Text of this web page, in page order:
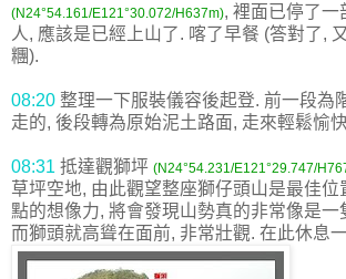
(N24°54.161/E121°30.072/H637m), 裡面已停了一
人, 應該是已經上山了. 喀了早餐 (答對了,
糰).
08:20 整理一下服裝儀容後起登. 前一段為
走的, 後段轉為原始泥土路面, 走來輕鬆愉
08:31 抵達觀獅坪 (N24°54.231/E121°29.747/
草坪空地, 由此觀望整座獅仔頭山是最佳位
點的想像力, 將會發現山勢真的非常像是一
而獅頭就高聳在面前, 非常壯觀. 在此休息